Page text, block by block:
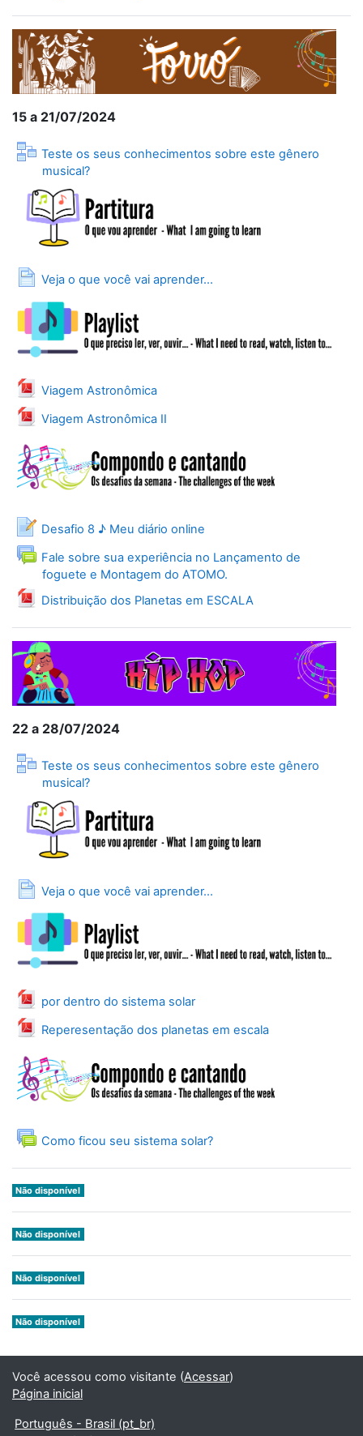
15 a 21/07/2024
Teste os seus conhecimentos sobre este gênero
musical?
Lição
Veja o que você vai aprender...
Página
Viagem Astronômica
Arquivo
Viagem Astronômica II
Arquivo
Desafio 8 ♪ Meu diário online
Fale sobre sua experiência no Lançamento de
foguete e Montagem do ATOMO.
Fórum
Distribuição dos Planetas em ESCALA
Arquivo
22 a 28/07/2024
Teste os seus conhecimentos sobre este gênero
musical?
Lição
Veja o que você vai aprender...
Página
por dentro do sistema solar
Arquivo
Reperesentação dos planetas em escala
Arquivo
Como ficou seu sistema solar?
Fórum
Não disponível
Não disponível
Não disponível
Não disponível
Você acessou como visitante (Acessar)
Página inicial
Português - Brasil ‎(pt_br)‎